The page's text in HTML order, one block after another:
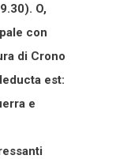
O,
con
di Crono
est:
e